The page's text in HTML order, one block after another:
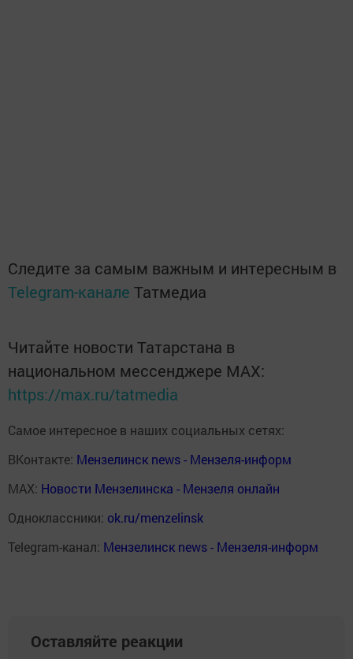
Следите за самым важным и интересным в
Telegram-канале Татмедиа
Читайте новости Татарстана в
национальном мессенджере MАХ:
https://max.ru/tatmedia
Самое интересное в наших социальных сетях:
ВКонтакте: Мензелинск news - Мензеля-информ
MAX: Новости Мензелинска - Мензеля онлайн
Одноклассники: ok.ru/menzelinsk
Telegram-канал: Мензелинск news - Мензеля-информ
Оставляйте реакции